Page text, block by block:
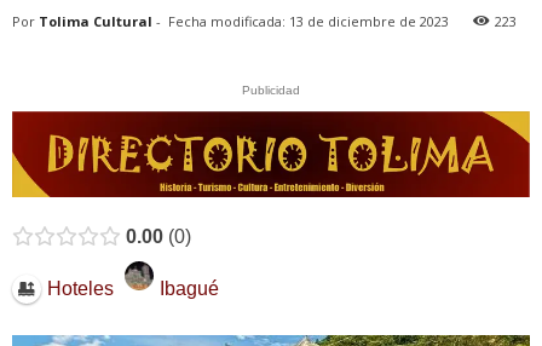
Por Tolima Cultural - Fecha modificada: 13 de diciembre de 2023 223
Publicidad
0.00 0
Hoteles Ibagué